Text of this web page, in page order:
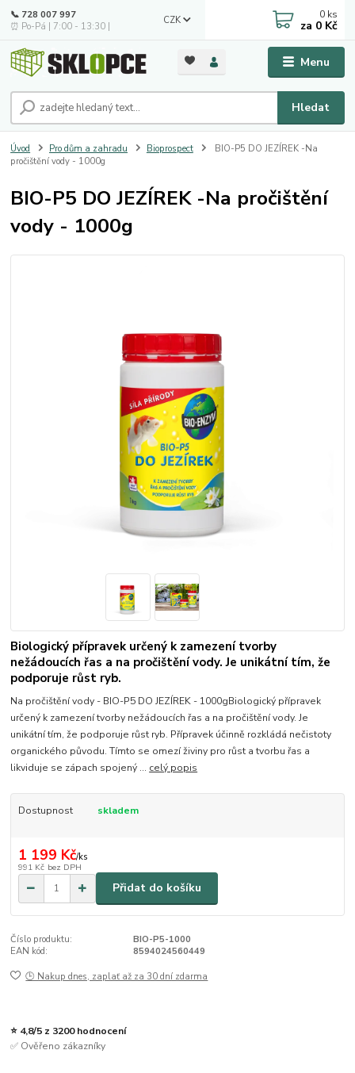
Menu
CZK
Hledat
📞 728 007 997
⏰ Po-Pá | 7:00 - 13:30 |
0 ks
za 0 Kč
Úvod Pro dům a zahradu Bioprospect
BIO-P5 DO JEZÍREK -Na
pročištění vody - 1000g
BIO-P5 DO JEZÍREK -Na pročištění
vody - 1000g
Biologický přípravek určený k zamezení tvorby
nežádoucích řas a na pročištění vody. Je unikátní tím, že
podporuje růst ryb.
Na pročištění vody - BIO-P5 DO JEZÍREK - 1000gBiologický přípravek
určený k zamezení tvorby nežádoucích řas a na pročištění vody. Je
unikátní tím, že podporuje růst ryb. Přípravek účinně rozkládá nečistoty
organického původu. Tímto se omezí živiny pro růst a tvorbu řas a
likviduje se zápach spojený ... celý popis
Dostupnost skladem
1 199 Kč/ks
991 Kč bez DPH
Přidat do košíku
Číslo produktu:
BIO-P5-1000
EAN kód:
8594024560449
🕒 Nakup dnes, zaplať až za 30 dní zdarma
⭐ 4,8/5 z 3200 hodnocení
✅ Ověřeno zákazníky